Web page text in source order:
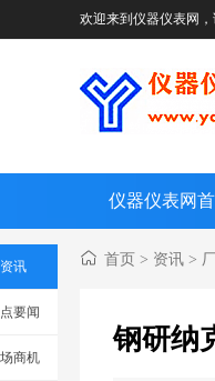
欢迎来到仪器仪表网
仪器仪表网
资讯
要闻
商机
首页 > 资讯 >
钢研纳